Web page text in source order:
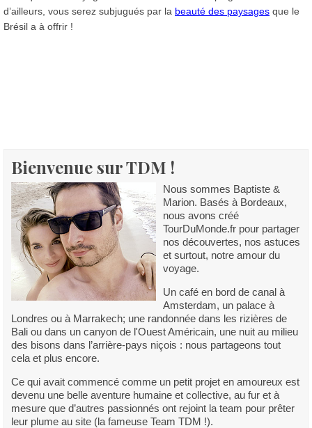
d’ailleurs, vous serez subjugués par la beauté des paysages que le
Brésil a à offrir !
Bienvenue sur TDM !
Nous sommes Baptiste &
Marion. Basés à Bordeaux,
nous avons créé
TourDuMonde.fr pour partager
nos découvertes, nos astuces
et surtout, notre amour du
voyage.
Un café en bord de canal à
Amsterdam, un palace à
Londres ou à Marrakech; une randonnée dans les rizières de
Bali ou dans un canyon de l'Ouest Américain, une nuit au milieu
des bisons dans l’arrière-pays niçois : nous partageons tout
cela et plus encore.
Ce qui avait commencé comme un petit projet en amoureux est
devenu une belle aventure humaine et collective, au fur et à
mesure que d’autres passionnés ont rejoint la team pour prêter
leur plume au site (la fameuse Team TDM !).